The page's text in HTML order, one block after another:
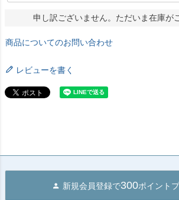
申し訳ございません。ただいま在庫が
商品についてのお問い合わせ
レビューを書く
新規会員登録で300ポイント